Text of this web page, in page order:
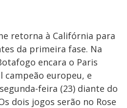
retorna à Califórnia para
da primeira fase. Na
encara o Paris
campeão europeu, e
feira (23) diante do
dois jogos serão no Rose